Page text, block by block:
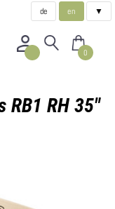
de en ▼
0
RH 35"